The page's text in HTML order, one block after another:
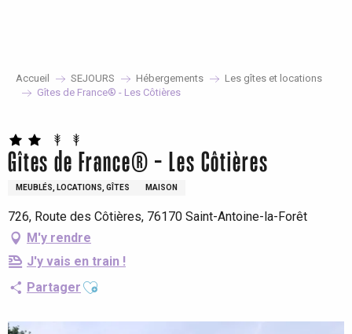
Accueil SEJOURS Hébergements
Les gîtes et locations
Gîtes de France® - Les Côtières
Gîtes de France® - Les Côtières
MEUBLÉS, LOCATIONS, GÎTES MAISON
726, Route des Côtières, 76170 Saint-Antoine-la-Forêt
M'y rendre
J'y vais en train !
Partager Ajouter aux favoris